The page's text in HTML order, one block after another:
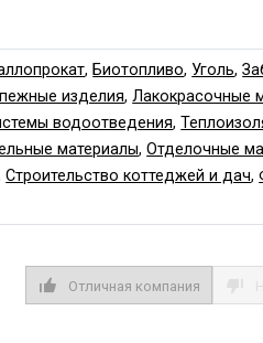
, Биотопливо,Уголь,
изделия,Лакокрасочные
водоотведения,
материалы,Отделочные
Строительство коттеджей и дач,
Отличная компания